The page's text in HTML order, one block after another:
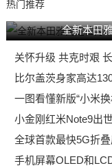
热门推荐
全新本田
关怀升级 共克时艰
比尔盖茨身家高达
一图看懂新版“小米
小金刚红米Note9出
全球首款最快5G折
手机屏幕OLED和